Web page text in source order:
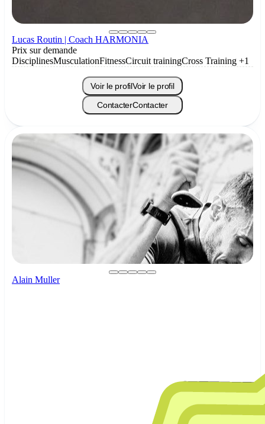
Lucas Routin | Coach HARMONIA
Prix sur demande
DisciplinesMusculationFitnessCircuit trainingCross Training +1
Voir le profilVoir le profil
ContacterContacter
Alain Muller